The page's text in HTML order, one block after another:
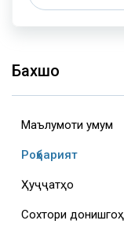
Бахшҳо
Маълумоти умумӣ
Роҳбарият
Ҳуҷҷатҳо
Сохтори донишгоҳ